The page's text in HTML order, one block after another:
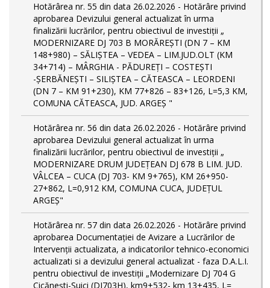
Hotărârea nr. 55 din data 26.02.2026 - Hotărâre privind
aprobarea Devizului general actualizat în urma
finalizării lucrărilor, pentru obiectivul de investiții „
MODERNIZARE DJ 703 B MORĂREȘTI (DN 7 – KM
148+980) – SĂLIȘTEA – VEDEA – LIM.JUD.OLT (KM
34+714) – MÂRGHIA - PĂDUREȚI – COSTEȘTI
-ȘERBĂNEȘTI – SILIȘTEA – CĂTEASCA – LEORDENI
(DN 7 – KM 91+230), KM 77+826 – 83+126, L=5,3 KM,
COMUNA CĂTEASCA, JUD. ARGEȘ "
Hotărârea nr. 56 din data 26.02.2026 - Hotărâre privind
aprobarea Devizului general actualizat în urma
finalizării lucrărilor, pentru obiectivul de investiții „
MODERNIZARE DRUM JUDEȚEAN DJ 678 B LIM. JUD.
VÂLCEA – CUCA (DJ 703- KM 9+765), KM 26+950-
27+862, L=0,912 KM, COMUNA CUCA, JUDEȚUL
ARGEȘ"
Hotărârea nr. 57 din data 26.02.2026 - Hotărâre privind
aprobarea Documentației de Avizare a Lucrărilor de
Intervenții actualizata, a indicatorilor tehnico-economici
actualizati si a devizului general actualizat - faza D.A.L.I.
pentru obiectivul de investiţii „Modernizare DJ 704 G
Cicănești-Șuici (DJ703H), km9+532- km 13+435, L=